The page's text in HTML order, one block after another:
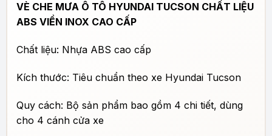
VÈ CHE MƯA Ô TÔ HYUNDAI TUCSON CHẤT LIỆU
ABS VIỀN INOX CAO CẤP
Chất liệu: Nhựa ABS cao cấp
Kích thước: Tiêu chuẩn theo xe Hyundai Tucson
Quy cách: Bộ sản phẩm bao gồm 4 chi tiết, dùng
cho 4 cánh cửa xe